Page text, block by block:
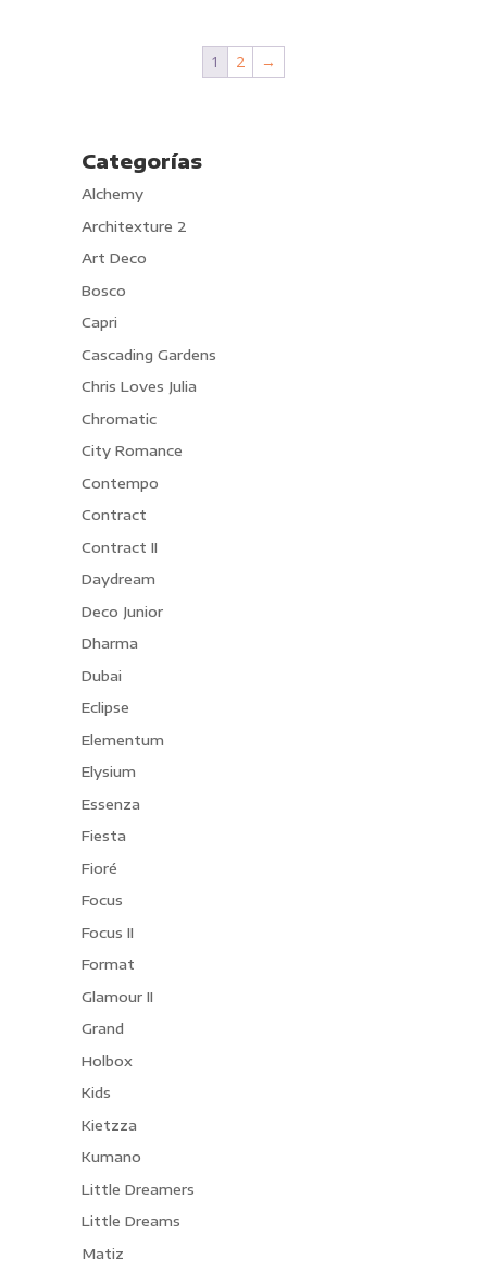
1 2 →
Categorías
Alchemy
Architexture 2
Art Deco
Bosco
Capri
Cascading Gardens
Chris Loves Julia
Chromatic
City Romance
Contempo
Contract
Contract II
Daydream
Deco Junior
Dharma
Dubai
Eclipse
Elementum
Elysium
Essenza
Fiesta
Fioré
Focus
Focus II
Format
Glamour II
Grand
Holbox
Kids
Kietzza
Kumano
Little Dreamers
Little Dreams
Matiz